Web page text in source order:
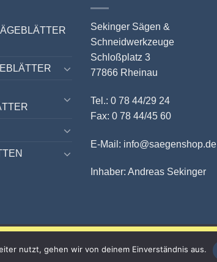
31.08.2026 mit dem Gutscheincode SOMMER26
Sekinger Sägen &
Schneidwerkzeuge
Schloßplatz 3
77866 Rheinau
Tel.: 0 78 44/29 24
Fax: 0 78 44/45 60
E-Mail: info@saegenshop.de
Inhaber: Andreas Sekinger
nutzt, gehen wir von deinem Einverständnis aus.